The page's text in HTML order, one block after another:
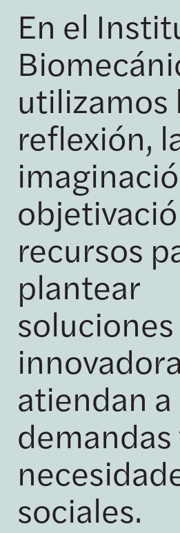
En el
utilizamos
reflexión,
recursos
plantear
soluciones
atiendan a
demandas
sociales.